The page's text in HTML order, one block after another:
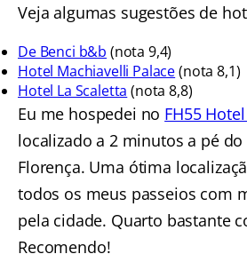
Veja algumas sugestões de
De Benci b&b (nota 9,4)
Hotel Machiavelli Palace(nota 8,1)
Hotel La Scaletta (nota 8,8)
Eu me hospedei no FH55
localizado a 2 minutos a pé
Florença. Uma ótima
todos os meus passeios com
pela cidade. Quarto bastante
Recomendo!